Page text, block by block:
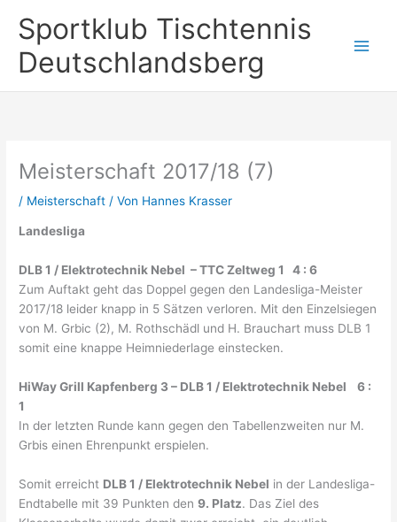
Inhalt
springen
Sportklub Tischtennis
Deutschlandsberg
Meisterschaft 2017/18 (7)
/ Meisterschaft / Von Hannes Krasser
Landesliga
DLB 1 / Elektrotechnik Nebel – TTC Zeltweg 1 4 : 6
Zum Auftakt geht das Doppel gegen den Landesliga-Meister
2017/18 leider knapp in 5 Sätzen verloren. Mit den Einzelsiegen
von M. Grbic (2), M. Rothschädl und H. Brauchart muss DLB 1
somit eine knappe Heimniederlage einstecken.
HiWay Grill Kapfenberg 3 – DLB 1 / Elektrotechnik Nebel 6 :
1
In der letzten Runde kann gegen den Tabellenzweiten nur M.
Grbis einen Ehrenpunkt erspielen.
Somit erreicht DLB 1 / Elektrotechnik Nebel in der Landesliga-
Endtabelle mit 39 Punkten den9. Platz. Das Ziel des